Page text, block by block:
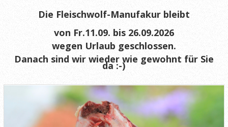
Die Fleischwolf-Manufakur bleibt
von Fr.11.09. bis 26.09.2026
wegen Urlaub geschlossen.
Danach sind wir wieder wie gewohnt für Sie
da :-)